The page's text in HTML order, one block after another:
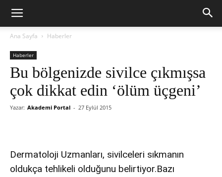
Ana Sayfa Haberler
Haberler
Bu bölgenizde sivilce çıkmışsa
çok dikkat edin ‘ölüm üçgeni’
Yazar: Akademi Portal - 27 Eylül 2015
Dermatoloji Uzmanları, sivilceleri sıkmanın
oldukça tehlikeli olduğunu belirtiyor.Bazı